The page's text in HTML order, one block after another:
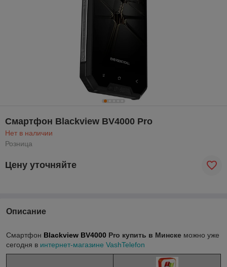
Смартфон Blackview BV4000 Pro
Нет в наличии
Розница
Цену уточняйте
Описание
Смартфон Blackview BV4000 ​ Pro купить в Минске можно уже
сегодня в интернет-магазине VashTelefon